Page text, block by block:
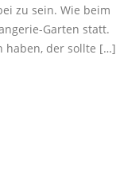
zu sein. Wie beim
Garten statt.
haben, der sollte […]